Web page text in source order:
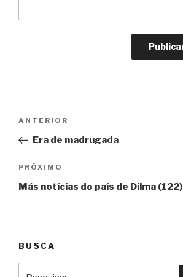
Post
Anterior
ANTERIOR
Era de madrugada
Próximo
PRÓXIMO
Más notícias do país de Dilma (122)
BUSCA